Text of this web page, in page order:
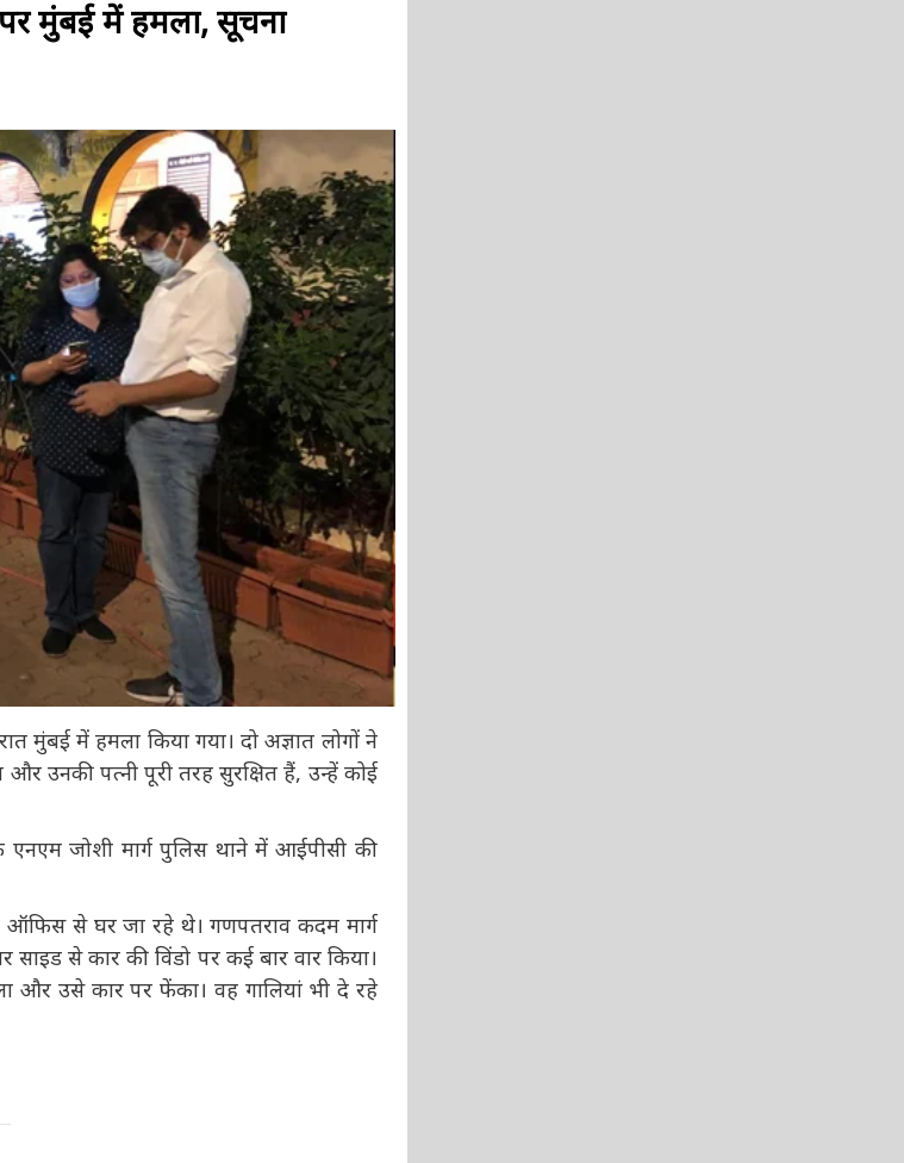
पर मुंबई में हमला, सूचना
मुंबई में हमला किया गया। दो अज्ञात लोगों
और उनकी पत्नी पूरी तरह सुरक्षित हैं, उन्हें
जोशी मार्ग पुलिस थाने में आईपीसी की
से घर जा रहे थे। गणपतराव कदम मार्ग
साइड से कार की विंडो पर कई बार वार
निकाला और उसे कार पर फेंका। वह गालियां